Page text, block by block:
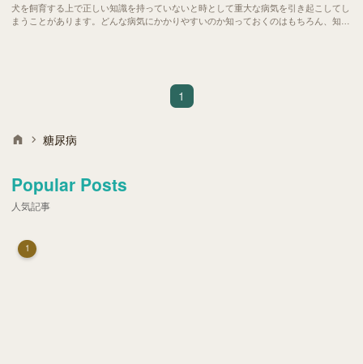
犬を飼育する上で正しい知識を持っていないと時として重大な病気を引き起こしてし
まうことがあります。どんな病気にかかりやすいのか知っておくのはもちろん、知識
1
糖尿病
Popular Posts
人気記事
1